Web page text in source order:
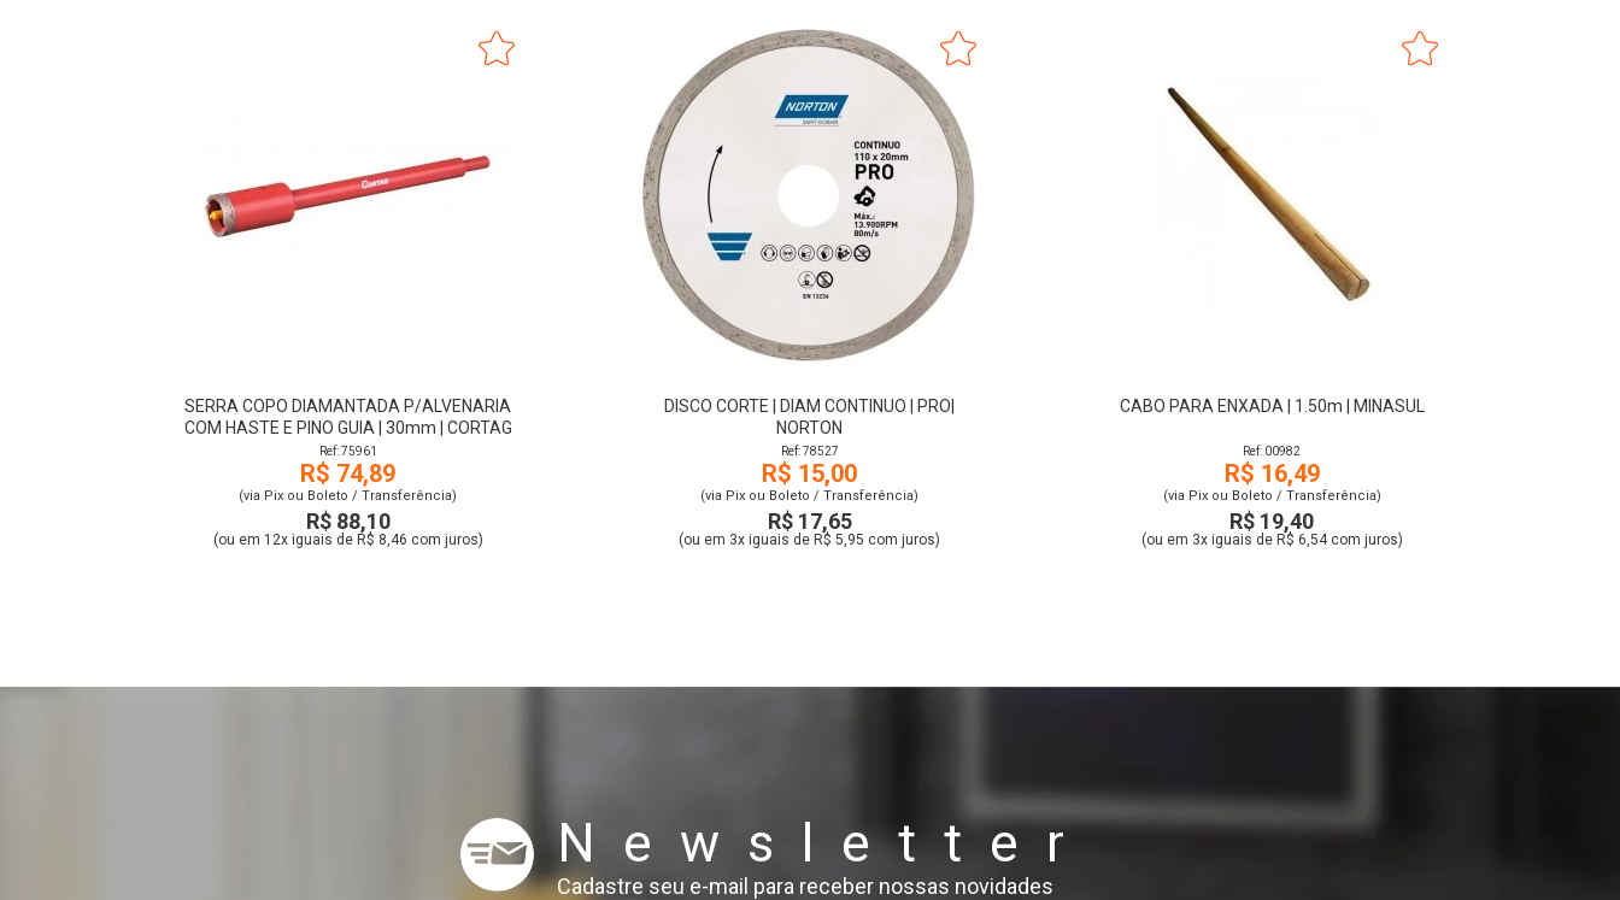
SERRA COPO DIAMANTADA P/ALVENARIA
COM HASTE E PINO GUIA | 30mm | CORTAG
Ref: 75961
R$ 74,89
(via Pix ou Boleto / Transferência)
R$ 88,10
(ou em 12x iguais de R$ 8,46 com juros)
DISCO CORTE | DIAM CONTINUO | PRO|
NORTON
Ref: 78527
R$ 15,00
(via Pix ou Boleto / Transferência)
R$ 17,65
(ou em 3x iguais de R$ 5,95 com juros)
CABO PARA ENXADA | 1.50m | MINASUL
Ref: 00982
R$ 16,49
(via Pix ou Boleto / Transferência)
R$ 19,40
(ou em 3x iguais de R$ 6,54 com juros)
Newsletter
Cadastre seu e-mail para receber nossas novidades